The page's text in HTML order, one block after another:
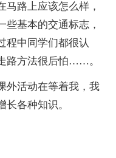
马路上应该怎么样，
些基本的交通标志，
中同学们都很认
路方法很后怕……。
活动在等着我，我
各种知识。